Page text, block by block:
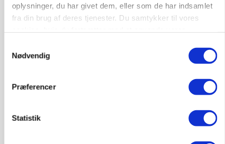
oplysninger, du har givet dem, eller som de har indsamlet
fra din brug af deres tjenester. Du samtykker til vores
Nødvendig
Præferencer
Statistik
Godstransport
03. aug.
Medarbejdere til griseproduktion